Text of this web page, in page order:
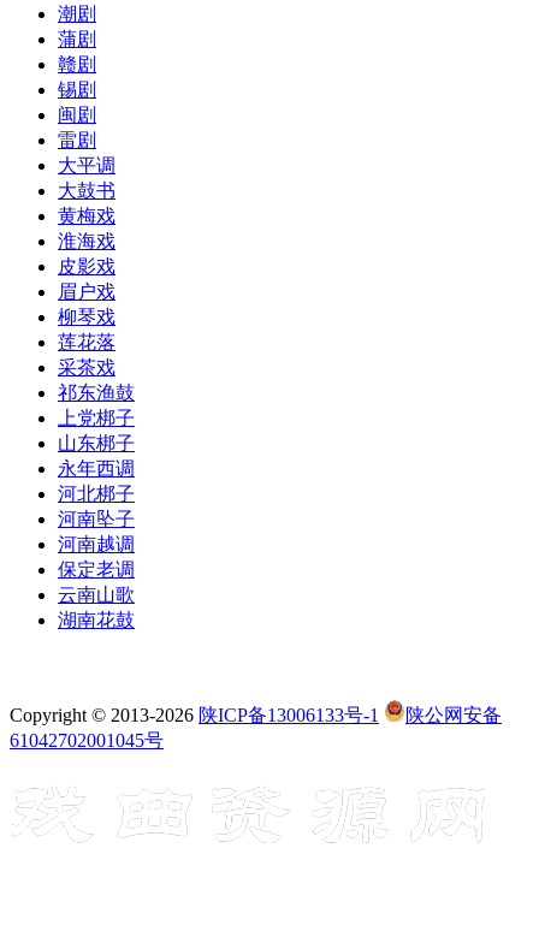
潮剧
蒲剧
赣剧
锡剧
闽剧
雷剧
大平调
大鼓书
黄梅戏
淮海戏
皮影戏
眉户戏
柳琴戏
莲花落
采茶戏
祁东渔鼓
上党梆子
山东梆子
永年西调
河北梆子
河南坠子
河南越调
保定老调
云南山歌
湖南花鼓
Copyright © 2013-2026 陕ICP备13006133号-1
陕公网安备
61042702001045号